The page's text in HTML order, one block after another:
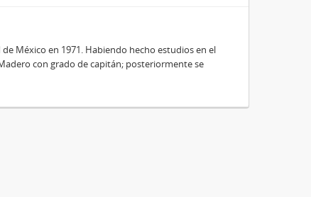
México en 1971. Habiendo hecho estudios en el
con grado de capitán; posteriormente se